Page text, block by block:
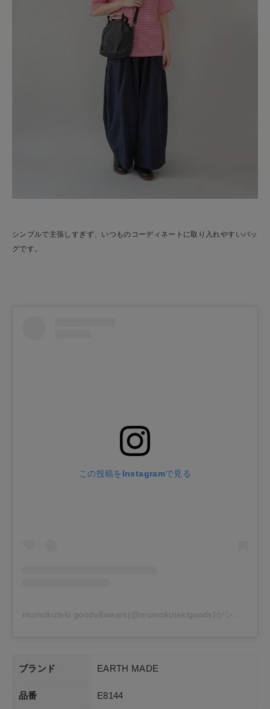
シンプルで主張しすぎず、いつものコーディネートに取り入れやすいバッ
グです。
この投稿をInstagramで見る
mumokuteki goods&wears(@mumokutekigoods)がシェアした投稿
ブランド EARTH MADE
品番 E8144